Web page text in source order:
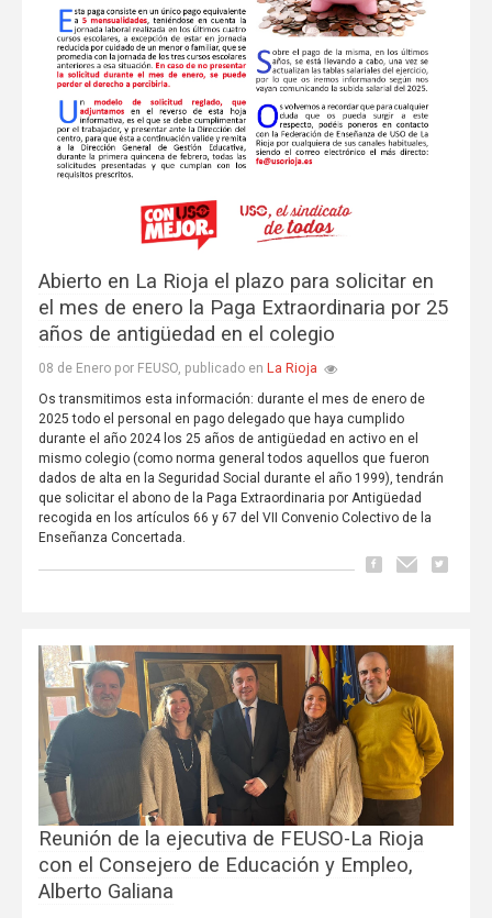
Abierto en La Rioja el plazo para solicitar en
el mes de enero la Paga Extraordinaria por 25
años de antigüedad en el colegio
08 de Enero por FEUSO, publicado en La Rioja
Os transmitimos esta información: durante el mes de enero de
2025 todo el personal en pago delegado que haya cumplido
durante el año 2024 los 25 años de antigüedad en activo en el
mismo colegio (como norma general todos aquellos que fueron
dados de alta en la Seguridad Social durante el año 1999), tendrán
que solicitar el abono de la Paga Extraordinaria por Antigüedad
recogida en los artículos 66 y 67 del VII Convenio Colectivo de la
Enseñanza Concertada.
Reunión de la ejecutiva de FEUSO-La Rioja
con el Consejero de Educación y Empleo,
Alberto Galiana